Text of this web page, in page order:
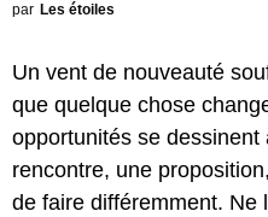
par Les étoiles
Un vent de nouveauté
que quelque chose
opportunités se dessinent
rencontre, une
de faire différemment. Ne